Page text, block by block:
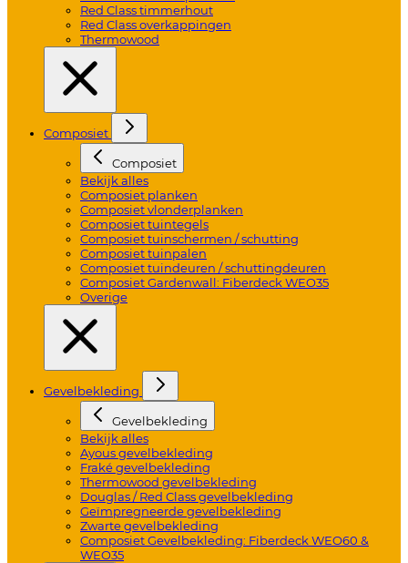
Red Class timmerhout
Red Class overkappingen
Thermowood
Composiet
Composiet
Bekijk alles
Composiet planken
Composiet vlonderplanken
Composiet tuintegels
Composiet tuinschermen / schutting
Composiet tuinpalen
Composiet tuindeuren / schuttingdeuren
Composiet Gardenwall: Fiberdeck WEO35
Overige
Gevelbekleding
Gevelbekleding
Bekijk alles
Ayous gevelbekleding
Fraké gevelbekleding
Thermowood gevelbekleding
Douglas / Red Class gevelbekleding
Geïmpregneerde gevelbekleding
Zwarte gevelbekleding
Composiet Gevelbekleding: Fiberdeck WEO60 &
WEO35